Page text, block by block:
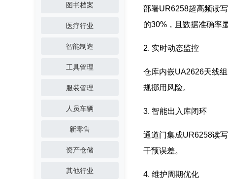
图书档案
医疗行业
智能制造
工具管理
服装管理
人员车辆
新零售
资产仓储
其他行业
部署UR6258超高频读
的30%，且数据准确率
2. 实时动态监控
仓库内嵌UA2626天线
规挪用风险。
3. 智能出入库闭环
通道门集成UR6258读
干预误差。
4. 维护周期优化